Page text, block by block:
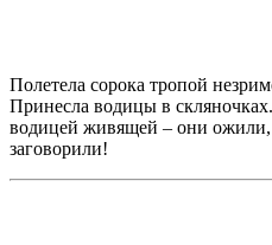
Полетела сорока тропой
Принесла водицы в
водицей живящей – они
заговорили!